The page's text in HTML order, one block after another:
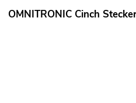
OMNITRONIC Cinch